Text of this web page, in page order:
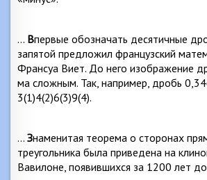
… Впервые обозначать десятичные
запятой предложил французский
Франсуа Виет. До него изображение
ма сложным. Так, например, дробь
3(1)4(2)6(3)9(4).
… Знаменитая теорема о сторонах
треугольника была приведена на
Вавилоне, появившихся за 1200 лет